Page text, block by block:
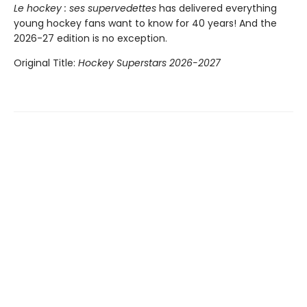
Le hockey : ses supervedettes has delivered everything
young hockey fans want to know for 40 years! And the
2026-27 edition is no exception.
Original Title: Hockey Superstars 2026-2027